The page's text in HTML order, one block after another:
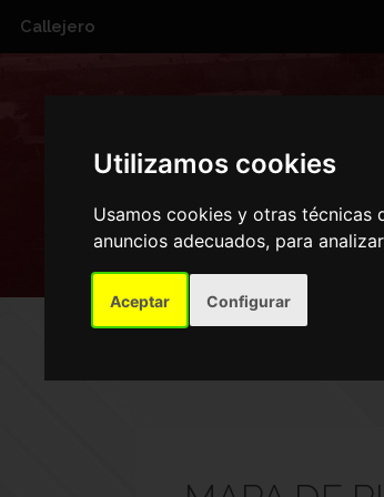
Utilizamos cookies
Usamos cookies y otras técnicas
anuncios adecuados, para
Aceptar Configurar
Callejero